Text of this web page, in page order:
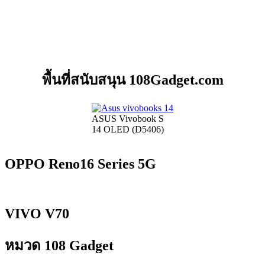
พื้นที่สนับสนุน 108Gadget.com
ASUS Vivobook S
14 OLED (D5406)
OPPO Reno16 Series 5G
VIVO V70
หมวด 108 Gadget